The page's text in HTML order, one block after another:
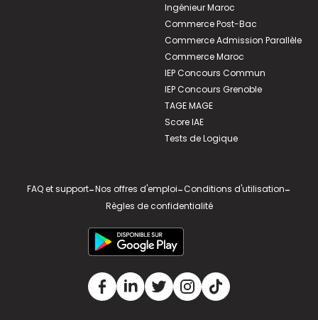
Ingénieur Maroc
Commerce Post-Bac
Commerce Admission Parallèle
Commerce Maroc
IEP Concours Commun
IEP Concours Grenoble
TAGE MAGE
Score IAE
Tests de Logique
FAQ et support-Nos offres d'emploi-Conditions d'utilisation-
Règles de confidentialité